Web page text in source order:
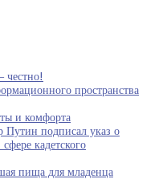
пространства
и комфорта
Путин подписал указ о
кадетского
пища для младенца